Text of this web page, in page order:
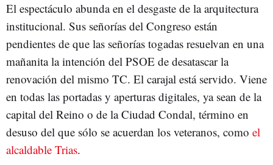
El espectáculo abunda en el desgaste de la arquitectura
institucional. Sus señorías del Congreso están
pendientes de que las señorías togadas resuelvan en una
mañanita la intención del PSOE de desatascar la
renovación del mismo TC. El carajal está servido. Viene
en todas las portadas y aperturas digitales, ya sean de la
capital del Reino o de la Ciudad Condal, término en
desuso del que sólo se acuerdan los veteranos, como el
alcaldable Trias.